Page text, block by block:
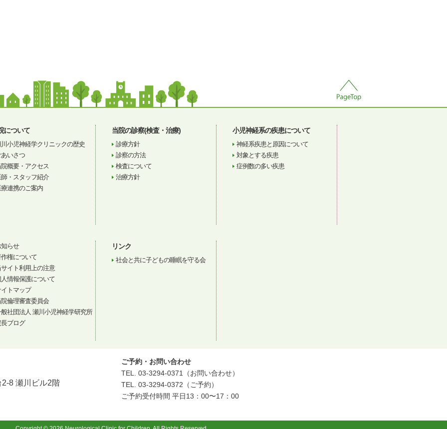
について
小児神経学クリニックの歴史
いさつ
概要・アクセス
・スタッフ紹介
連携のご案内
当院の診察(検査・治療)
診療方針
診察の方法
検査について
治療方針
小児神経系の疾患について
神経系疾患と原因について
対象とする疾患
症例数の多い疾患
らせ
権について
イト利用上の注意
情報保護について
トマップ
倫理審査委員会
社団法人 瀬川小児神経学研究所
ブログ
リンク
社会と共に子どもの睡眠を守る会
8 瀬川ビル2階
ご予約・お問い合わせ
TEL. 03-3294-0371（お問い合わせ）
TEL. 03-3294-0372（ご予約）
ご予約受付時間 平日13：00〜17：00